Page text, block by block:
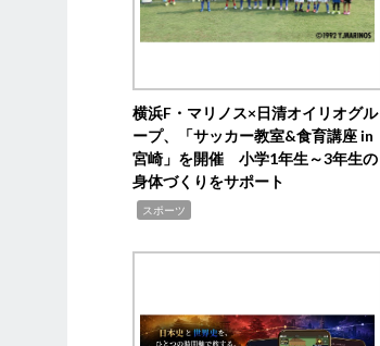
横浜F・マリノス×日清オイリオグル
ープ、「サッカー教室&食育講座 in
宮崎」を開催 小学1年生～3年生の
身体づくりをサポート
スポーツ